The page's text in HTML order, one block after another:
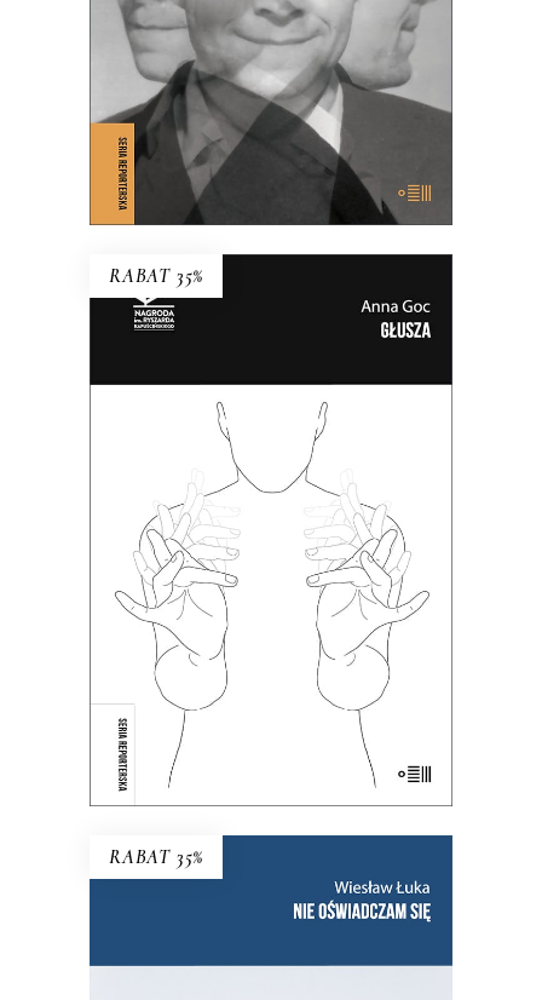
E-BOOK DO KOSZYKA
KSIĄŻKA DO KOSZYKA
RABAT 35%
GŁUSZA
Dotąd o głuchych wypowiadali się
głównie ci, którzy słyszą. Teraz głusi
chcą opowiedzieć o sobie sami.
59.00 38.35zł
KSIĄŻKA DO KOSZYKA
RABAT 35%